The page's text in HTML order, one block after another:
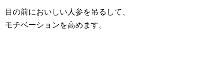
目の前においしい人参を吊るして、
モチベーションを高めます。